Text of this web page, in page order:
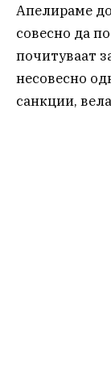
Апелираме
совесно да
почитуваат
несовесно
санкции,